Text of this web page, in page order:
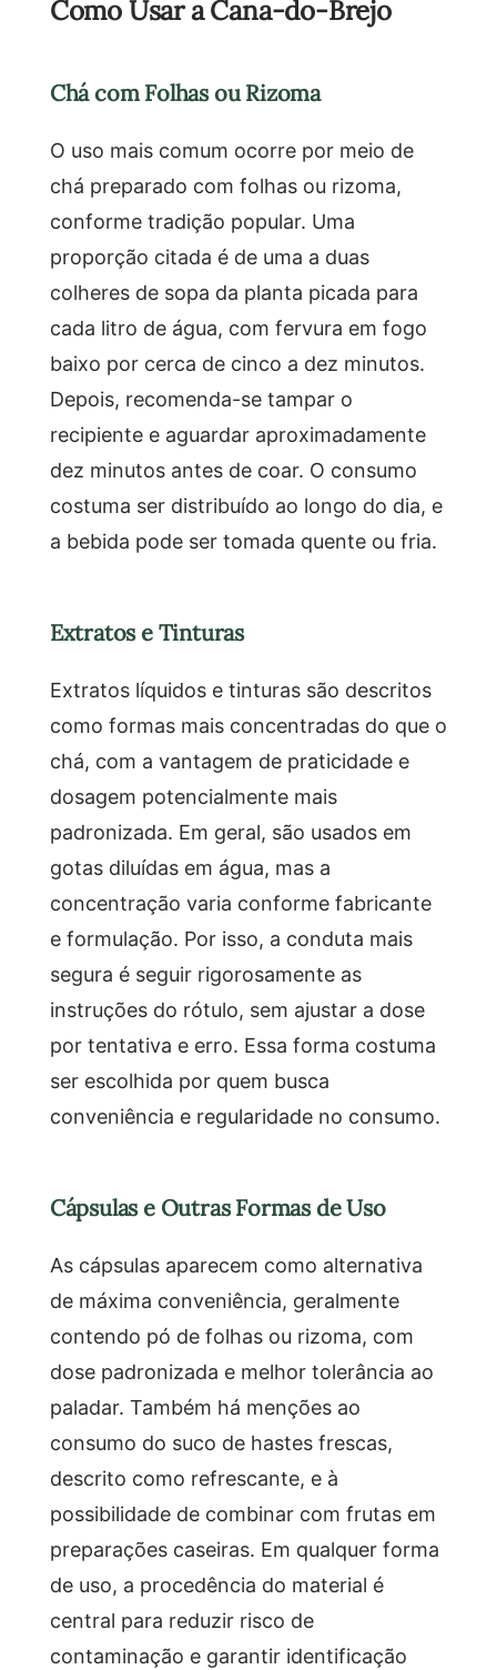
Como Usar a Cana-do-Brejo
Chá com Folhas ou Rizoma
O uso mais comum ocorre por meio de
chá preparado com folhas ou rizoma,
conforme tradição popular. Uma
proporção citada é de uma a duas
colheres de sopa da planta picada para
cada litro de água, com fervura em fogo
baixo por cerca de cinco a dez minutos.
Depois, recomenda-se tampar o
recipiente e aguardar aproximadamente
dez minutos antes de coar. O consumo
costuma ser distribuído ao longo do dia, e
a bebida pode ser tomada quente ou fria.
Extratos e Tinturas
Extratos líquidos e tinturas são descritos
como formas mais concentradas do que o
chá, com a vantagem de praticidade e
dosagem potencialmente mais
padronizada. Em geral, são usados em
gotas diluídas em água, mas a
concentração varia conforme fabricante
e formulação. Por isso, a conduta mais
segura é seguir rigorosamente as
instruções do rótulo, sem ajustar a dose
por tentativa e erro. Essa forma costuma
ser escolhida por quem busca
conveniência e regularidade no consumo.
Cápsulas e Outras Formas de Uso
As cápsulas aparecem como alternativa
de máxima conveniência, geralmente
contendo pó de folhas ou rizoma, com
dose padronizada e melhor tolerância ao
paladar. Também há menções ao
consumo do suco de hastes frescas,
descrito como refrescante, e à
possibilidade de combinar com frutas em
preparações caseiras. Em qualquer forma
de uso, a procedência do material é
central para reduzir risco de
contaminação e garantir identificação